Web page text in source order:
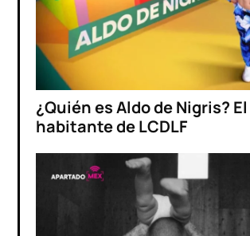
¿Quién es Aldo de Nigris?
habitante de LCDLF